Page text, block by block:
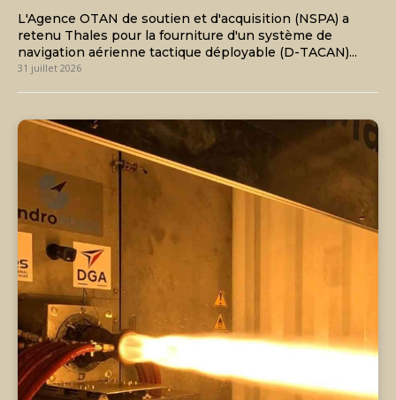
L'Agence OTAN de soutien et d'acquisition (NSPA) a
retenu Thales pour la fourniture d'un système de
navigation aérienne tactique déployable (D-TACAN)...
31 juillet 2026